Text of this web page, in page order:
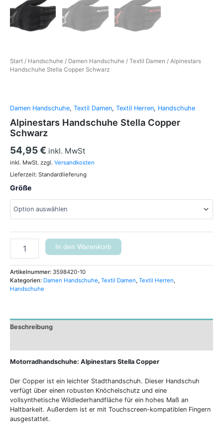
Start / Handschuhe / Damen Handschuhe / Textil Damen / Alpinestars
Handschuhe Stella Copper Schwarz
Damen Handschuhe, Textil Damen, Textil Herren, Handschuhe
Alpinestars Handschuhe Stella Copper
Schwarz
54,95€ inkl. MwSt
inkl. MwSt. zzgl. Versandkosten
Lieferzeit: Standardlieferung
Größe
In den Warenkorb
Artikelnummer: 3598420-10
Kategorien: Damen Handschuhe, Textil Damen, Textil Herren,
Handschuhe
Beschreibung
Motorradhandschuhe: Alpinestars Stella Copper
Der Copper ist ein leichter Stadthandschuh. Dieser Handschuh
verfügt über einen robusten Knöchelschutz und eine
vollsynthetische Wildlederhandfläche für ein hohes Maß an
Haltbarkeit. Außerdem ist er mit Touchscreen-kompatiblen Fingern
ausgestattet.